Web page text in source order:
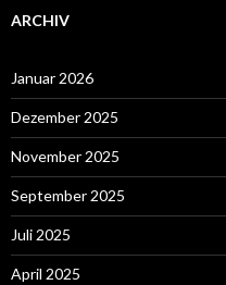
ARCHIV
Januar 2026
Dezember 2025
November 2025
September 2025
Juli 2025
April 2025